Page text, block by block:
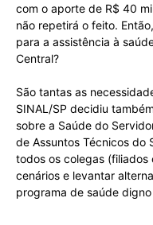
com o aporte de R$ 40
não repetirá o feito.
para a assistência à
Central?
São tantas as
SINAL/SP decidiu
sobre a Saúde do
de Assuntos Técnicos do
todos os colegas (filiados
cenários e levantar
programa de saúde